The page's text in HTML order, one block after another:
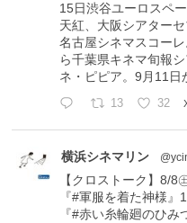
15日渋谷ユーロスペ
天紅、大阪シアター
名古屋シネマスコー
ら千葉県キネマ旬報
ネ・ピピア。9月11日
13 32
横浜シネマリン
【クロストーク】8/8
『#軍服を着た神様』
『#赤い糸輪廻のひみ